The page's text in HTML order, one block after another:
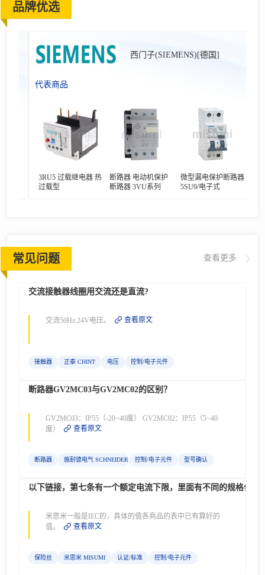
品牌优选
西门子(SIEMENS)[德国]
代表商品
3RU5 过载继电器 热
过载型
断路器 电动机保护
断路器 3VU系列
微型漏电保护断路器
5SU9/电子式
常见问题 查看更多
交流接触器线圈用交流还是直流?
交流50Hz 24V电压。 查看原文
接触器 正泰 CHINT 电压 控制/电子元件
断路器GV2MC03与GV2MC02的区别？
GV2MC03：IP55（-20~40度） GV2MC02：IP55（5~40
度）
查看原文
断路器 施耐德电气 SCHNEIDER ELECTRIC
控制/电子元件 型号确认
以下链接，第七条有一个额定电流下限，里面有不同的规格保
米思米一般是IEC的，具体的值各商品的表中已有算好的
值。
查看原文
保险丝 米思米 MISUMI 认证/标准 控制/电子元件